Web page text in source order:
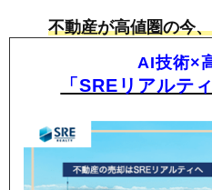
不動産が高値圏の今
AI技術×
「SREリアルテ